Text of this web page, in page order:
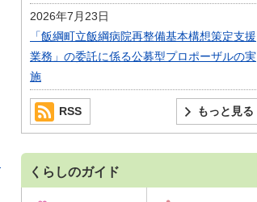
2026年7月23日
「飯綱町立飯綱病院再整備基本構想策定支援
業務」の委託に係る公募型プロポーザルの実
施
もっと見る
RSS
くらしのガイド